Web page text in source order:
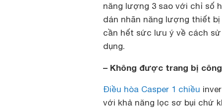
năng lượng 3 sao với chỉ số
dán nhãn năng lượng thiết bị
cần hết sức lưu ý về cách
dụng.
– Không được trang bị
Điều hòa Casper 1 chiều
với khả năng lọc sơ bụi chứ